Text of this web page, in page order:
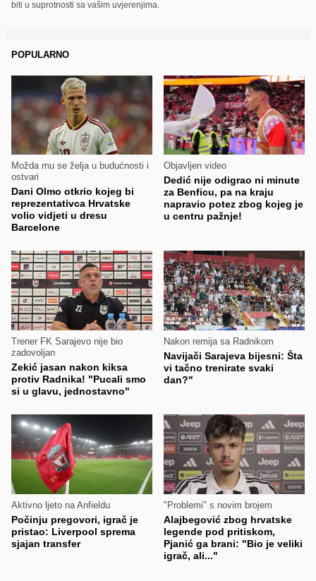
biti u suprotnosti sa vašim uvjerenjima.
POPULARNO
Možda mu se želja u budućnosti i
ostvari
Dani Olmo otkrio kojeg bi
reprezentativca Hrvatske
volio vidjeti u dresu
Barcelone
Objavljen video
Dedić nije odigrao ni minute
za Benficu, pa na kraju
napravio potez zbog kojeg je
u centru pažnje!
Trener FK Sarajevo nije bio
zadovoljan
Zekić jasan nakon kiksa
protiv Radnika! "Pucali smo
si u glavu, jednostavno"
Nakon remija sa Radnikom
Navijači Sarajeva bijesni: Šta
vi tačno trenirate svaki
dan?"
Aktivno ljeto na Anfieldu
Počinju pregovori, igrač je
pristao: Liverpool sprema
sjajan transfer
"Problemi" s novim brojem
Alajbegović zbog hrvatske
legende pod pritiskom,
Pjanić ga brani: "Bio je veliki
igrač, ali..."